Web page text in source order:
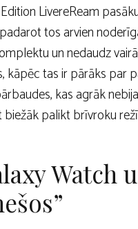
LivereReam
tos arvien
un nedaudz
kāpēc tas ir pārāks par
kas agrāk
biežāk palikt brīvroku
Watch